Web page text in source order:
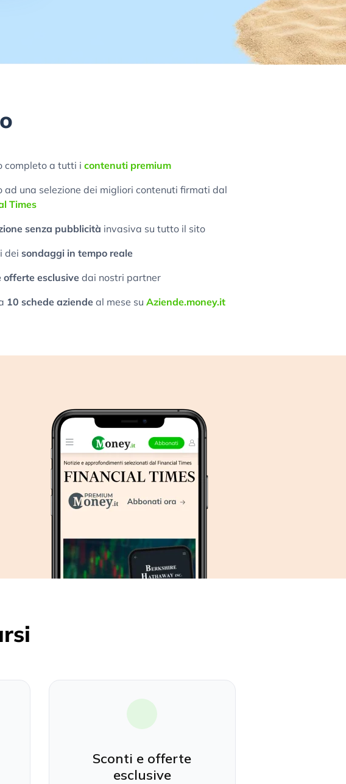
completo a tutti i contenuti premium
ad una selezione dei migliori contenuti firmati dal
Times
senza pubblicità invasiva su tutto il sito
dei sondaggi in tempo reale
offerte esclusivedai nostri partner
10 schede aziende al mese su Aziende.money.it
Sconti e offerte
esclusive